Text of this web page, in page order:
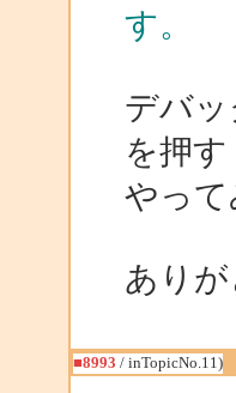
す。
デバ
を押
やって
ありが
■8993 / inTopicNo.11)